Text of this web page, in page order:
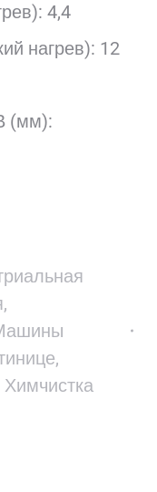
4,4
нагрев): 12
(мм):
,
,
Химчистка